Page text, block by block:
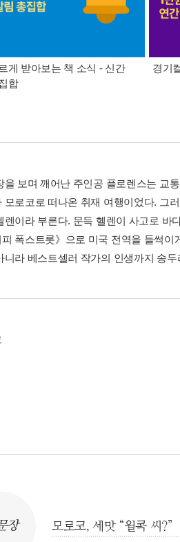
게 받아보는 책 소식 - 신간
합
경기
을 보며 깨어난 주인공 플로렌스는 교
모로코로 떠나온 취재 여행이었다. 그
렌이라 부른다. 문득 헬렌이 사고로 바
폭스트롯》으로 미국 전역을 들썩이
니라 베스트셀러 작가의 인생까지 송
장 모로코, 세맛 “윌콕 씨?”